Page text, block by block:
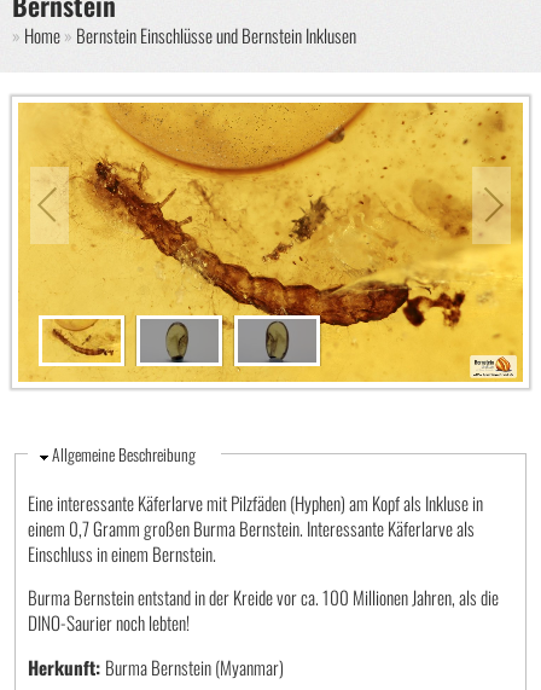
Sie sind hier
Home Bernstein Einschlüsse und Bernstein Inklusen
Ausblenden
Allgemeine Beschreibung
Eine interessante Käferlarve mit Pilzfäden (Hyphen) am Kopf als Inkluse in
einem 0,7 Gramm großen Burma Bernstein. Interessante Käferlarve als
Einschluss in einem Bernstein.
Burma Bernstein entstand in der Kreide vor ca. 100 Millionen Jahren, als die
DINO-Saurier noch lebten!
Herkunft: Burma Bernstein (Myanmar)